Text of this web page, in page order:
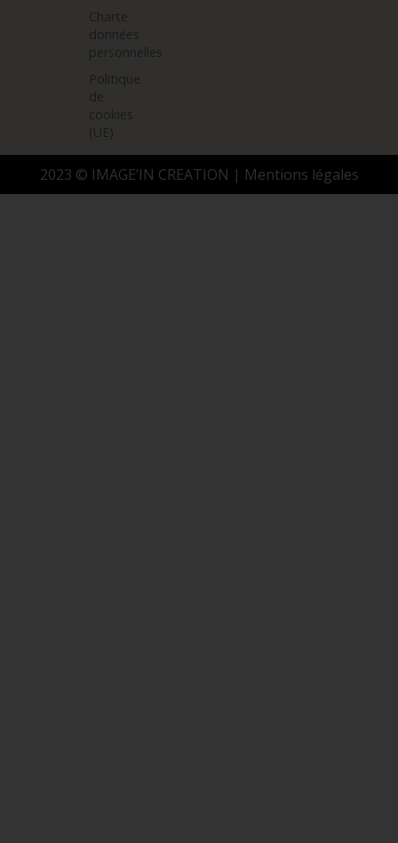
Charte
données
personnelles
Politique
de
cookies
(UE)
2023 © IMAGE’IN CREATION | Mentions légales